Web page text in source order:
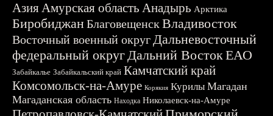
АзияАмурская область Анадырь Арктика
БиробиджанБлаговещенскВладивосток
Восточный военный округДальневосточный
федеральный округДальний ВостокЕАО
Забайкалье Забайкальский край Камчатский край
Комсомольск-на-Амуре Корякия Курилы Магадан
Магаданская область Находка Николаевск-на-Амуре